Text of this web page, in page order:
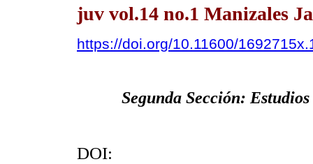
juv vol.14 no.1 Manizales
https://doi.org/10.11600/
Segunda Sección:
DOI: